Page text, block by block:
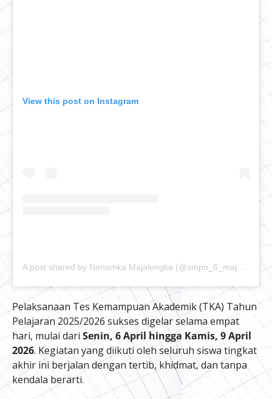
View this post on Instagram
Pelaksanaan Tes Kemampuan Akademik (TKA) Tahun
Pelajaran 2025/2026 sukses digelar selama empat
hari, mulai dari Senin, 6 April hingga Kamis, 9 April
2026. Kegiatan yang diikuti oleh seluruh siswa tingkat
akhir ini berjalan dengan tertib, khidmat, dan tanpa
kendala berarti.